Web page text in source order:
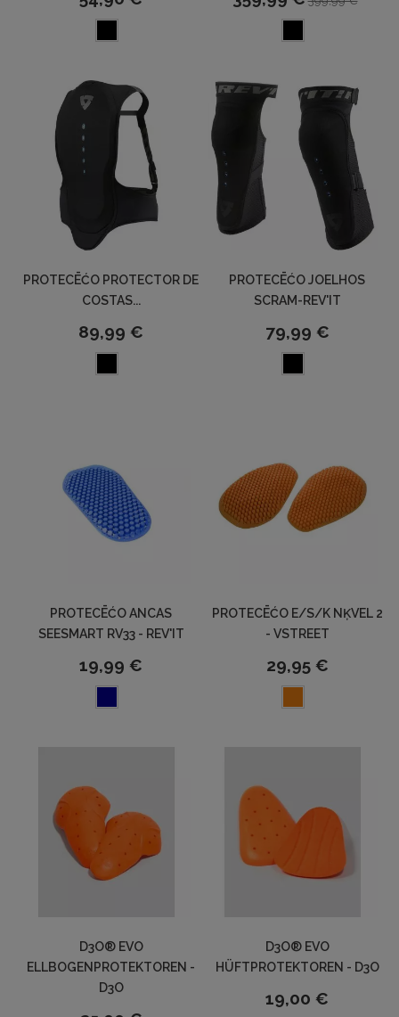
PROTECĒĆO PROTECTOR DE
COSTAS...
89,99 €
PROTECĒĆO JOELHOS
SCRAM-REV'IT
79,99 €
PROTECĒĆO ANCAS
SEESMART RV33 - REV'IT
19,99 €
PROTECĒĆO E/S/K NĶVEL 2
- VSTREET
29,95 €
D3O® EVO
ELLBOGENPROTEKTOREN -
D3O
D3O® EVO
HÜFTPROTEKTOREN - D3O
19,00 €